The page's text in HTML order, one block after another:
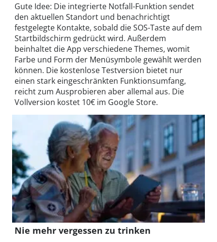
Gute Idee: Die integrierte Notfall-Funktion sendet
den aktuellen Standort und benachrichtigt
festgelegte Kontakte, sobald die SOS-Taste auf dem
Startbildschirm gedrückt wird. Außerdem
beinhaltet die App verschiedene Themes, womit
Farbe und Form der Menüsymbole gewählt werden
können. Die kostenlose Testversion bietet nur
einen stark eingeschränkten Funktionsumfang,
reicht zum Ausprobieren aber allemal aus. Die
Vollversion kostet 10€ im Google Store.
Nie mehr vergessen zu trinken